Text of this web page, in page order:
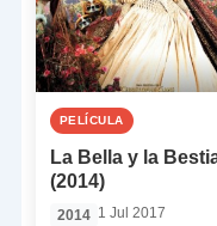
PELÍCULA
La Bella y la
(2014)
2014 1 Jul 2017